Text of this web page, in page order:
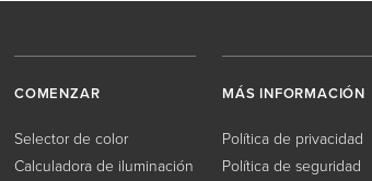
COMENZAR
Selector de color
Calculadora de iluminación
MÁS INFORMACIÓN
Política de privacidad
Política de seguridad